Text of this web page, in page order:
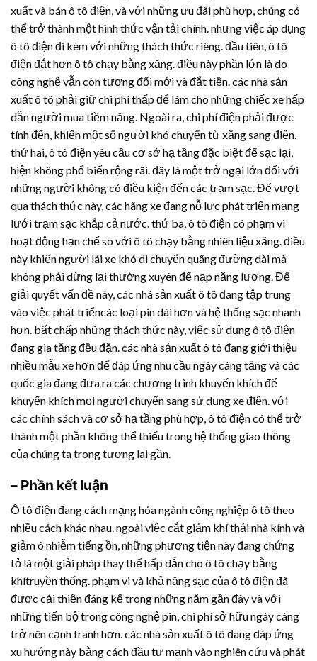
xuất và bán ô tô điện, và với những ưu đãi phù hợp, chúng có
thể trở thành một hình thức vận tải chính. nhưng việc áp dụng
ô tô điện đi kèm với những thách thức riêng. đầu tiên, ô tô
điện đắt hơn ô tô chạy bằng xăng. điều này phần lớn là do
công nghệ vẫn còn tương đối mới và đắt tiền. các nhà sản
xuất ô tô phải giữ chi phí thấp để làm cho những chiếc xe hấp
dẫn người mua tiềm năng. Ngoài ra, chi phí điện phải được
tính đến, khiến một số người khó chuyển từ xăng sang điện.
thứ hai, ô tô điện yêu cầu cơ sở hạ tầng đặc biệt để sạc lại,
hiện không phổ biến rộng rãi. đây là một trở ngại lớn đối với
những người không có điều kiện đến các trạm sạc. Để vượt
qua thách thức này, các hãng xe đang nỗ lực phát triển mạng
lưới trạm sạc khắp cả nước. thứ ba, ô tô điện có phạm vi
hoạt động hạn chế so với ô tô chạy bằng nhiên liệu xăng. điều
này khiến người lái xe khó di chuyển quãng đường dài mà
không phải dừng lại thường xuyên để nạp năng lượng. Để
giải quyết vấn đề này, các nhà sản xuất ô tô đang tập trung
vào việc phát triểncác loại pin dài hơn và hệ thống sạc nhanh
hơn. bất chấp những thách thức này, việc sử dụng ô tô điện
đang gia tăng đều đặn. các nhà sản xuất ô tô đang giới thiệu
nhiều mẫu xe hơn để đáp ứng nhu cầu ngày càng tăng và các
quốc gia đang đưa ra các chương trình khuyến khích để
khuyến khích mọi người chuyển sang sử dụng xe điện. với
các chính sách và cơ sở hạ tầng phù hợp, ô tô điện có thể trở
thành một phần không thể thiếu trong hệ thống giao thông
của chúng ta trong tương lai gần.
– Phần kết luận
Ô tô điện đang cách mạng hóa ngành công nghiệp ô tô theo
nhiều cách khác nhau. ngoài việc cắt giảm khí thải nhà kính và
giảm ô nhiễm tiếng ồn, những phương tiện này đang chứng
tỏ là một giải pháp thay thế hấp dẫn cho ô tô chạy bằng
khítruyền thống. phạm vi và khả năng sạc của ô tô điện đã
được cải thiện đáng kể trong những năm gần đây và với
những tiến bộ trong công nghệ pin, chi phí sở hữu ngày càng
trở nên cạnh tranh hơn. các nhà sản xuất ô tô đang đáp ứng
xu hướng này bằng cách đầu tư mạnh vào nghiên cứu và phát